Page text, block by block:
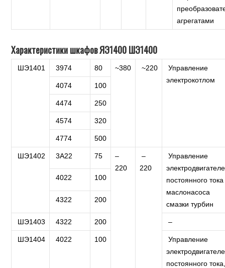
агрегатами
Характеристики шкафов ЯЭ1400 ШЭ1400
ШЭ1401 3974 80 ~380 ~220
Управление
электрокотлом
4074 100
4474 250
4574 320
4774 500
ШЭ1402 3А22 75
–
220
–
220
Управление
постоянного тока
маслонасоса
смазки турбин
4022 100
4322 200
ШЭ1403 4322 200 –
ШЭ1404 4022 100
Управление
постоянного